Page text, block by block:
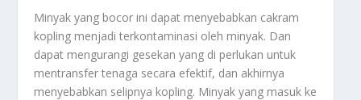
Minyak yang bocor ini dapat menyebabkan cakram
kopling menjadi terkontaminasi oleh minyak. Dan
dapat mengurangi gesekan yang di perlukan untuk
mentransfer tenaga secara efektif, dan akhirnya
menyebabkan selipnya kopling. Minyak yang masuk ke